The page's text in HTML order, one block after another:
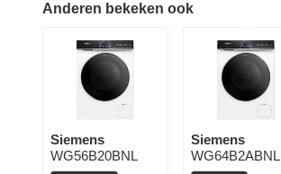
Anderen bekeken ook
Siemens
WG56B20BNL
Siemens
WG64B2ABNL